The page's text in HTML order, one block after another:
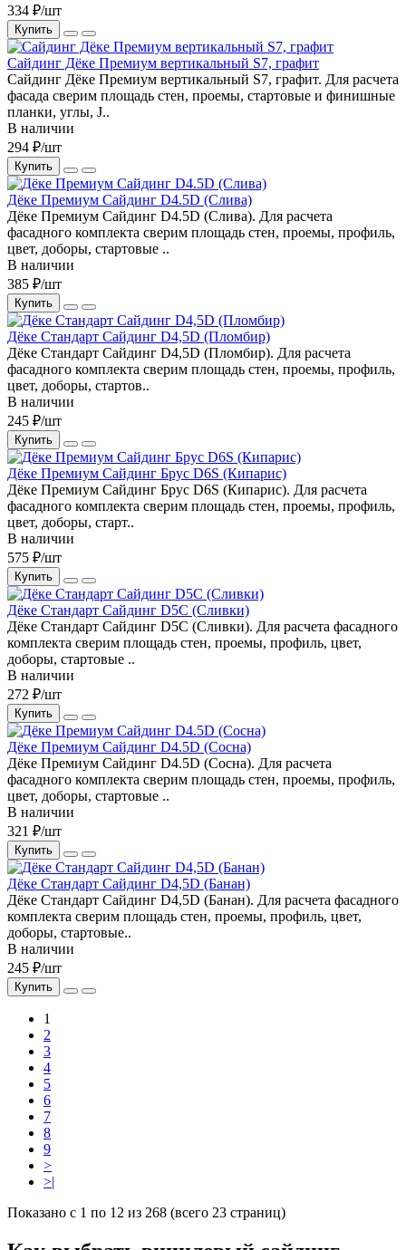
334 ₽/шт
Купить
Сайдинг Дёке Премиум вертикальный S7, графит
Сайдинг Дёке Премиум вертикальный S7, графит. Для расчета
фасада сверим площадь стен, проемы, стартовые и финишные
планки, углы, J..
В наличии
294 ₽/шт
Купить
Дёке Премиум Сайдинг D4.5D (Слива)
Дёке Премиум Сайдинг D4.5D (Слива). Для расчета
фасадного комплекта сверим площадь стен, проемы, профиль,
цвет, доборы, стартовые ..
В наличии
385 ₽/шт
Купить
Дёке Стандарт Сайдинг D4,5D (Пломбир)
Дёке Стандарт Сайдинг D4,5D (Пломбир). Для расчета
фасадного комплекта сверим площадь стен, проемы, профиль,
цвет, доборы, стартов..
В наличии
245 ₽/шт
Купить
Дёке Премиум Сайдинг Брус D6S (Кипарис)
Дёке Премиум Сайдинг Брус D6S (Кипарис). Для расчета
фасадного комплекта сверим площадь стен, проемы, профиль,
цвет, доборы, старт..
В наличии
575 ₽/шт
Купить
Дёке Стандарт Сайдинг D5C (Сливки)
Дёке Стандарт Сайдинг D5C (Сливки). Для расчета фасадного
комплекта сверим площадь стен, проемы, профиль, цвет,
доборы, стартовые ..
В наличии
272 ₽/шт
Купить
Дёке Премиум Сайдинг D4.5D (Сосна)
Дёке Премиум Сайдинг D4.5D (Сосна). Для расчета
фасадного комплекта сверим площадь стен, проемы, профиль,
цвет, доборы, стартовые ..
В наличии
321 ₽/шт
Купить
Дёке Стандарт Сайдинг D4,5D (Банан)
Дёке Стандарт Сайдинг D4,5D (Банан). Для расчета фасадного
комплекта сверим площадь стен, проемы, профиль, цвет,
доборы, стартовые..
В наличии
245 ₽/шт
Купить
1
2
3
4
5
6
7
8
9
>
>|
Показано с 1 по 12 из 268 (всего 23 страниц)